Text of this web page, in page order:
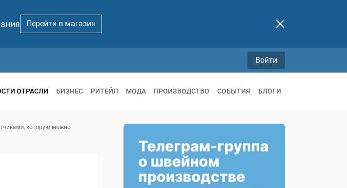
Перейти в магазин
Войти
ОТРАСЛИ БИЗНЕС РИТЕЙЛ МОДА ПРОИЗВОДСТВО СОБЫТИЯ БЛОГИ
которую можно